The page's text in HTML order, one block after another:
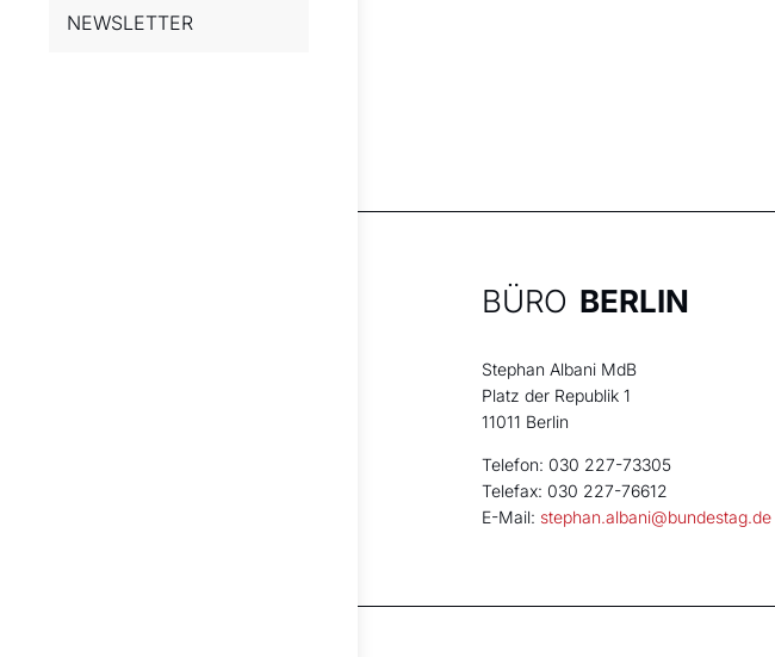
NEWSLETTER
BÜRO BERLIN
Stephan Albani MdB
Platz der Republik 1
11011 Berlin
Telefon: 030 227-73305
Telefax: 030 227-76612
E-Mail: stephan.albani@bundestag.de